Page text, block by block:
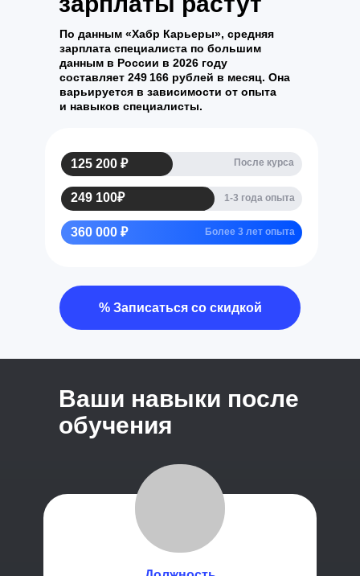
125 200 ₽
249 100₽
360 000 ₽
После курса
1-3 года опыта
Более 3 лет опыта
По данным «Хабр Карьеры», средняя
зарплата специалиста по большим
данным в России в 2026 году
составляет 249 166 рублей в месяц. Она
варьируется в зависимости от опыта
и навыков специалисты.
% Записаться со скидкой
Ваши навыки после
обучения